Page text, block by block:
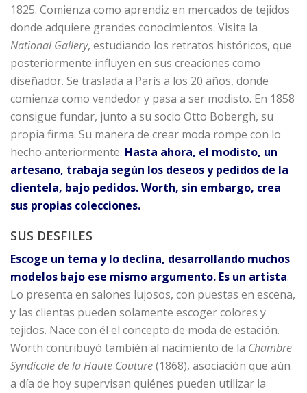
1825. Comienza como aprendiz en mercados de tejidos
donde adquiere grandes conocimientos. Visita la
National Gallery, estudiando los retratos históricos, que
posteriormente influyen en sus creaciones como
diseñador. Se traslada a París a los 20 años, donde
comienza como vendedor y pasa a ser modisto. En 1858
consigue fundar, junto a su socio Otto Bobergh, su
propia firma. Su manera de crear moda rompe con lo
hecho anteriormente. Hasta ahora, el modisto, un
artesano, trabaja según los deseos y pedidos de la
clientela, bajo pedidos. Worth, sin embargo, crea
sus propias colecciones.
SUS DESFILES
Escoge un tema y lo declina, desarrollando muchos
modelos bajo ese mismo argumento. Es un artista.
Lo presenta en salones lujosos, con puestas en escena,
y las clientas pueden solamente escoger colores y
tejidos. Nace con él el concepto de moda de estación.
Worth contribuyó también al nacimiento de la Chambre
Syndicale de la Haute Couture(1868), asociación que aún
a día de hoy supervisan quiénes pueden utilizar la